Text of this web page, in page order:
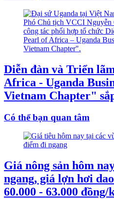
Diễn đàn và Triển
Africa - Uganda
Vietnam Chapter"
Có thể bạn quan tâm
Giá nông sản hôm
ngang, giá lợn hơi
60.000 - 63.000 đồng/